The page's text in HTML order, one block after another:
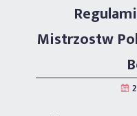
Mistrzostw